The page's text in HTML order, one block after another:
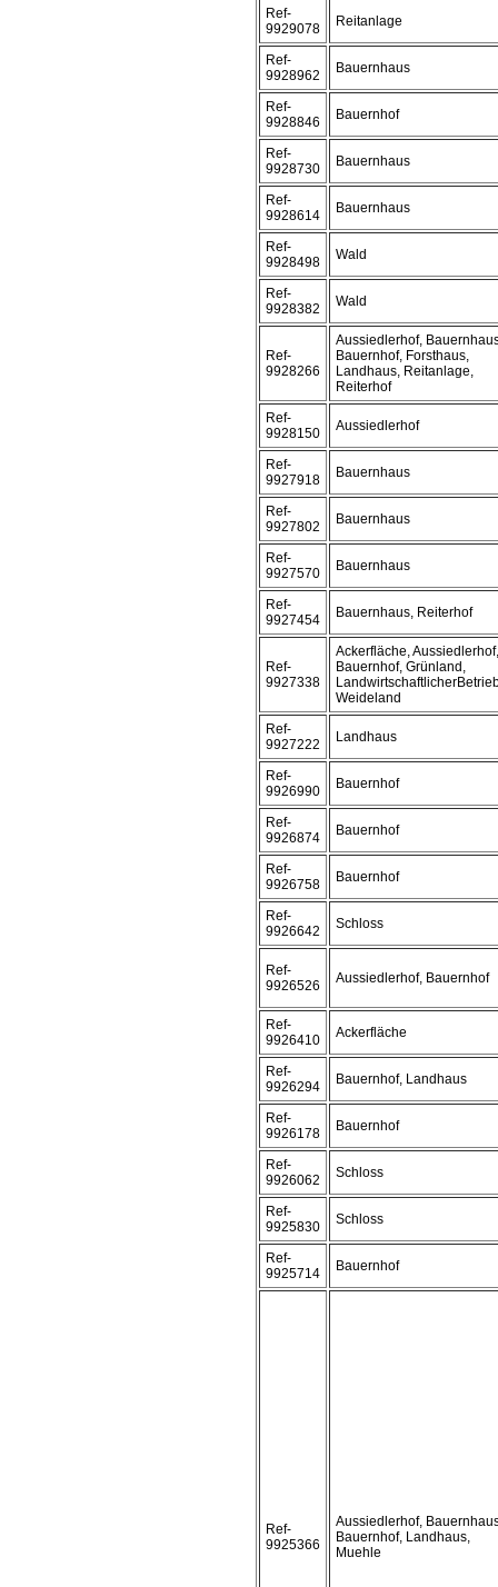
Ref-
9929078
Reitanlage
Ref-
9928962
Bauernhaus
Ref-
9928846
Bauernhof
Ref-
9928730
Bauernhaus
Ref-
9928614
Bauernhaus
Ref-
9928498
Wald
Ref-
9928382
Wald
Ref-
9928266
Aussiedlerhof,
Bauernhof, Forsthaus,
Landhaus, Reitanlage,
Reiterhof
Ref-
9928150
Aussiedlerhof
Ref-
9927918
Bauernhaus
Ref-
9927802
Bauernhaus
Ref-
9927570
Bauernhaus
Ref-
9927454
Bauernhaus, Reiterhof
Ref-
9927338
Ackerfläche, Aussiedlerhof,
Bauernhof, Grünland,
Weideland
Ref-
9927222
Landhaus
Ref-
9926990
Bauernhof
Ref-
9926874
Bauernhof
Ref-
9926758
Bauernhof
Ref-
9926642
Schloss
Ref-
9926526
Aussiedlerhof, Bauernhof
Ref-
9926410
Ackerfläche
Ref-
9926294
Bauernhof, Landhaus
Ref-
9926178
Bauernhof
Ref-
9926062
Schloss
Ref-
9925830
Schloss
Ref-
9925714
Bauernhof
Ref-
9925366
Aussiedlerhof,
Bauernhof, Landhaus,
Muehle